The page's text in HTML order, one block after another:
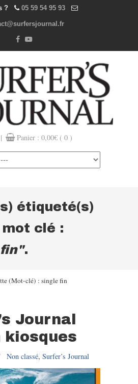
? 05 59 54 95 93
| Panier : 0,00€ ( 0 )
étiqueté(s)
clé :
.
(Mot-clé) : single fin
Journal
kiosques
Non classé, Surfer’s Journal